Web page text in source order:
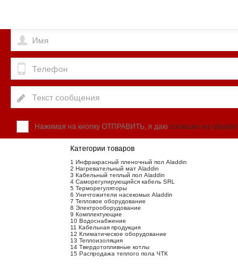
Нажимая на кнопку ОТПРАВИТЬ, я даю согласие на
Категории товаров
1 Инфракрасный пленочный пол Aladdin
2 Нагревательный мат Aladdin
3 Кабельный теплый пол Aladdin
4 Саморегулирующийся кабель SRL
5 Терморегуляторы
6 Уничтожители насекомых Aladdin
7 Тепловое оборудование
8 Электрооборудование
9 Комплектующие
10 Водоснабжение
11 Кабельная продукция
12 Климатическое оборудование
13 Теплоизоляция
14 Твердотопливные котлы
15 Распродажа теплого пола ЧТК